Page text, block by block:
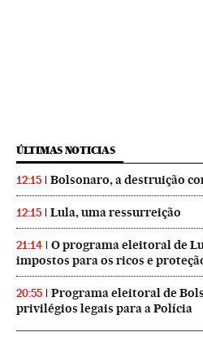
ÚLTIMAS NOTICIAS
12:15 Bolsonaro, a destruição
12:15 Lula, uma ressurreição
21:14
O programa eleitoral de
impostos para os ricos e
20:55
Programa eleitoral de
privilégios legais para a Polícia